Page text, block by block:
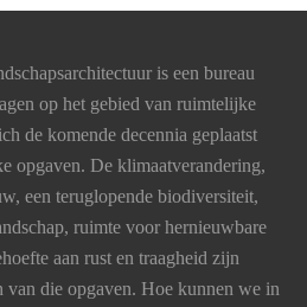
is een bureau
op het gebied van ruimtelijke
de komende decennia geplaatst
opgaven. De klimaatverandering,
een teruglopende biodiversiteit,
ruimte voor hernieuwbare
aan rust en traagheid zijn
van die opgaven. Hoe kunnen we in